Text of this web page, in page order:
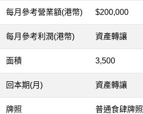
每月參考營業額(港幣) $200,000
每月參考利潤(港幣) 資產轉讓
面積 3,500
回本期(月) 資產轉讓
牌照 普通食肆牌照